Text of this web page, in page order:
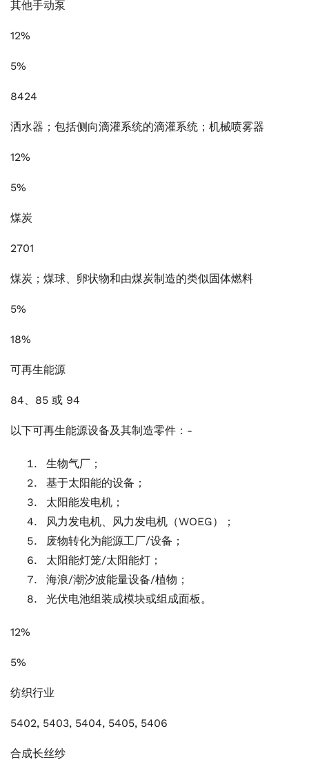
其他手动泵
12%
5%
8424
洒水器；包括侧向滴灌系统的滴灌系统；机械喷雾器
12%
5%
煤炭
2701
煤炭；煤球、卵状物和由煤炭制造的类似固体燃料
5%
18%
可再生能源
84、85 或 94
以下可再生能源设备及其制造零件：-
生物气厂；
基于太阳能的设备；
太阳能发电机；
风力发电机、风力发电机（WOEG）；
废物转化为能源工厂/设备；
太阳能灯笼/太阳能灯；
海浪/潮汐波能量设备/植物；
光伏电池组装成模块或组成面板。
12%
5%
纺织行业
5402, 5403, 5404, 5405, 5406
合成长丝纱